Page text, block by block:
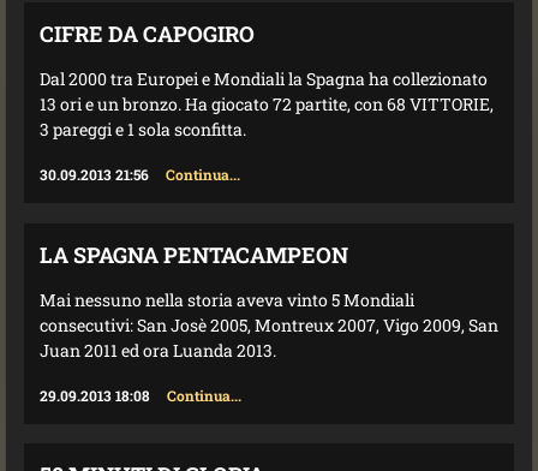
CIFRE DA CAPOGIRO
Dal 2000 tra Europei e Mondiali la Spagna ha collezionato
13 ori e un bronzo. Ha giocato 72 partite, con 68 VITTORIE,
3 pareggi e 1 sola sconfitta.
30.09.2013 21:56 Continua...
LA SPAGNA PENTACAMPEON
Mai nessuno nella storia aveva vinto 5 Mondiali
consecutivi: San Josè 2005, Montreux 2007, Vigo 2009, San
Juan 2011 ed ora Luanda 2013.
29.09.2013 18:08 Continua...